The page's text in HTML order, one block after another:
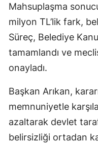
Mahsuplaşma
milyon TL’lik fark,
Süreç, Belediye
tamamlandı ve
onayladı.
Başkan Arıkan,
memnuniyetle
azaltarak devlet
belirsizliği ortadan